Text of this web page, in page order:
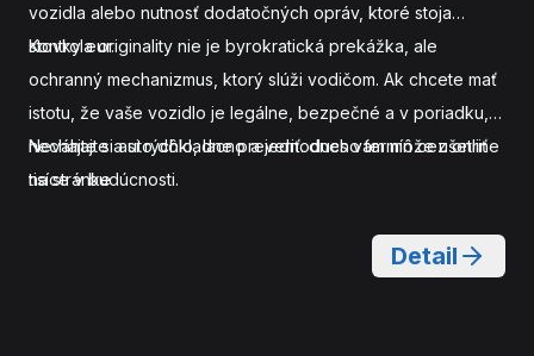
vozidla alebo nutnosť dodatočných opráv, ktoré stoja
stovky eur.
Kontrola originality nie je byrokratická prekážka, ale
ochranný mechanizmus, ktorý slúži vodičom. Ak chcete mať
istotu, že vaše vozidlo je legálne, bezpečné a v poriadku,
nechajte si auto dôkladne preveriť.dnes vám môže ušetriť
tisíce v budúcnosti.
Neváhajte asi rýchlo, lacno a jednoducho termín cez online
na stránke
Detail